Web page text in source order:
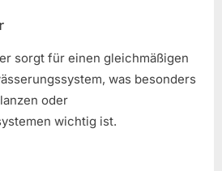
sorgt für einen gleichmäßigen
was besonders
oder
wichtig ist.